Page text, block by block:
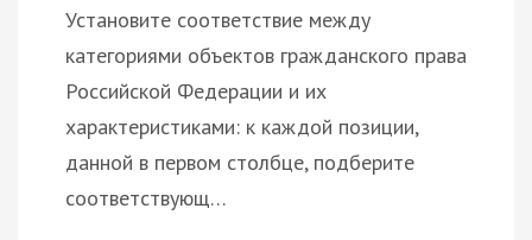
Установите соответствие между
категориями объектов гражданского права
Российской Федерации и их
характеристиками: к каждой позиции,
данной в первом столбце, подберите
соответствующ…